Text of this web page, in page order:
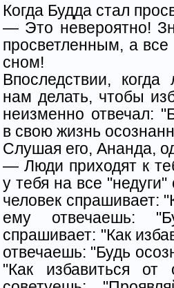
Когда Будда стал
— Это невероятно!
просветленным, а
сном!
Впоследствии,
нам делать, чтобы
неизменно отвечал:
в свою жизнь
Слушая его, Ананда,
— Люди приходят к
у тебя на все
человек спрашивает:
ему отвечаешь:
спрашивает: "Как
отвечаешь: "Будь
"Как избавиться